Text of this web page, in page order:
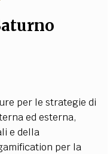
PUBBLICITÀ CONTATTI
per le strategie di
ed esterna,
e della
per la